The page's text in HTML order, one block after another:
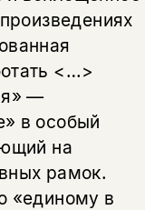
<…>
—
в особый
на
рамок.
«единому в